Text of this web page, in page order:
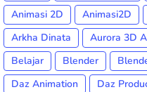
Animasi 2D
Animasi2D
Arkha Dinata
Aurora 3D
Belajar
Blender
Daz Animation
Daz